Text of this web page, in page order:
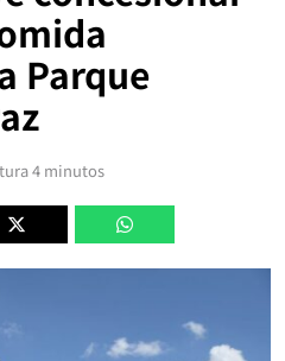
Parque
4 minutos